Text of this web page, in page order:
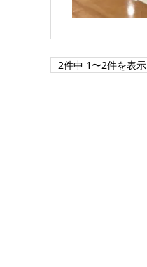
2件中 1〜2件を表示